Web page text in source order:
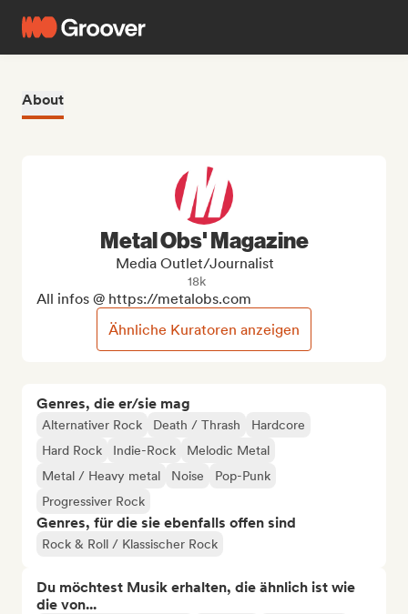
About
Genres, die er/sie mag
Alternativer Rock Death / Thrash
Hardcore
Hard Rock
Indie-Rock
Melodic Metal
Metal / Heavy metal
Noise
Pop-Punk
Progressiver Rock
Genres, für die sie ebenfalls offen sind
Rock & Roll / Klassischer Rock
Du möchtest Musik erhalten, die ähnlich ist wie
die von...
Metal Obs' Magazine
Media Outlet/Journalist
18k
All infos @ https://metalobs.com
Ähnliche Kuratoren anzeigen